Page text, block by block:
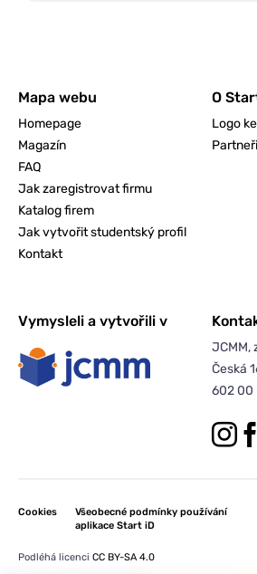
Mapa webu
Homepage
Magazín
FAQ
Jak zaregistrovat firmu
Katalog firem
Jak vytvořit studentský profil
Kontakt
O
Logo
Partneři
Vymysleli a vytvořili v
JCMM,
Česká
602 00
Podléhá licenci CC BY-SA 4.0
Cookies
Všeobecné podmínky používání
aplikace Start iD